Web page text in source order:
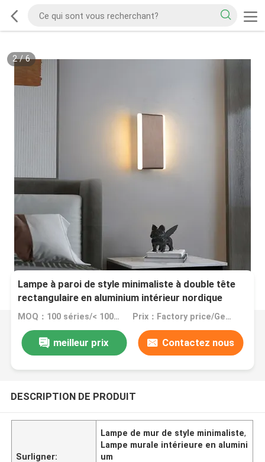
2/6
Lampe à paroi de style minimaliste à double tête
rectangulaire en aluminium intérieur nordique
décoratif
MOQ：100 séries/< 100 séries Prix：Factory price/Genuine retail price
meilleur prix Contactez nous
DESCRIPTION DE PRODUIT
Surligner:
Lampe de mur de style minimaliste,
Lampe murale intérieure en alumini
um